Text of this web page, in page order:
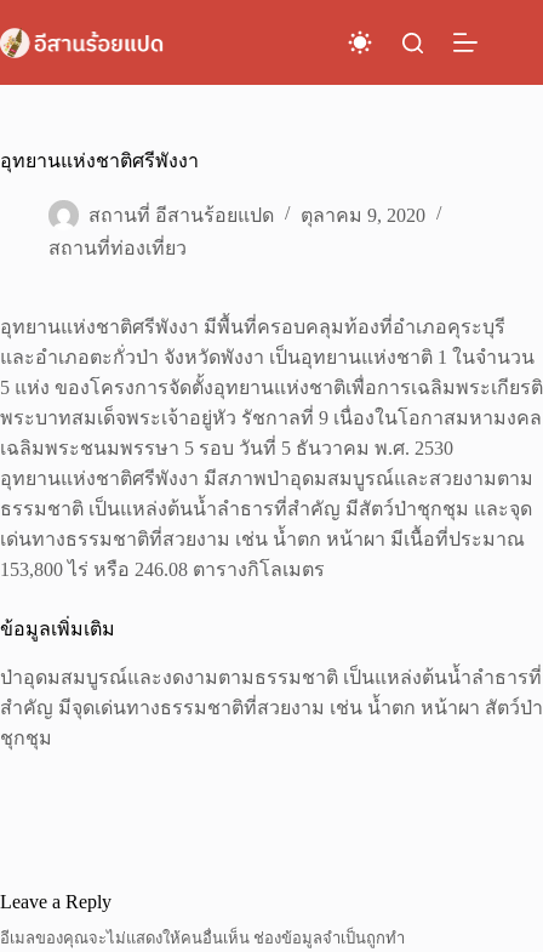
to
content
อุทยานแห่งชาติศรีพังงา
สถานที่ อีสานร้อยแปด
ตุลาคม 9, 2020
สถานที่ท่องเที่ยว
อุทยานแห่งชาติศรีพังงา มีพื้นที่ครอบคลุมท้องที่อำเภอคุระบุรี
และอำเภอตะกั่วป่า จังหวัดพังงา เป็นอุทยานแห่งชาติ 1 ในจำนวน
5 แห่ง ของโครงการจัดตั้งอุทยานแห่งชาติเพื่อการเฉลิมพระเกียรติ
พระบาทสมเด็จพระเจ้าอยู่หัว รัชกาลที่ 9 เนื่องในโอกาสมหามงคล
เฉลิมพระชนมพรรษา 5 รอบ วันที่ 5 ธันวาคม พ.ศ. 2530
อุทยานแห่งชาติศรีพังงา มีสภาพป่าอุดมสมบูรณ์และสวยงามตาม
ธรรมชาติ เป็นแหล่งต้นน้ำลำธารที่สำคัญ มีสัตว์ป่าชุกชุม และจุด
เด่นทางธรรมชาติที่สวยงาม เช่น น้ำตก หน้าผา มีเนื้อที่ประมาณ
153,800 ไร่ หรือ 246.08 ตารางกิโลเมตร
ข้อมูลเพิ่มเติม
ป่าอุดมสมบูรณ์และงดงามตามธรรมชาติ เป็นแหล่งต้นน้ำลำธารที่
สำคัญ มีจุดเด่นทางธรรมชาติที่สวยงาม เช่น น้ำตก หน้าผา สัตว์ป่า
ชุกชุม
Leave a Reply
อีเมลของคุณจะไม่แสดงให้คนอื่นเห็น ช่องข้อมูลจำเป็นถูกทำ